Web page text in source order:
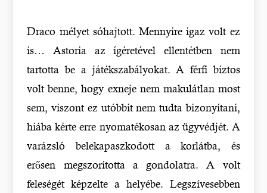
Draco mélyet sóhajtott. Mennyire igaz volt ez
is… Astoria az ígéretével ellentétben nem
tartotta be a játékszabályokat. A férfi biztos
volt benne, hogy exneje nem makulátlan most
sem, viszont ez utóbbit nem tudta bizonyítani,
hiába kérte erre nyomatékosan az ügyvédjét. A
varázsló belekapaszkodott a korlátba, és
erősen megszorította a gondolatra. A volt
feleségét képzelte a helyébe. Legszívesebben